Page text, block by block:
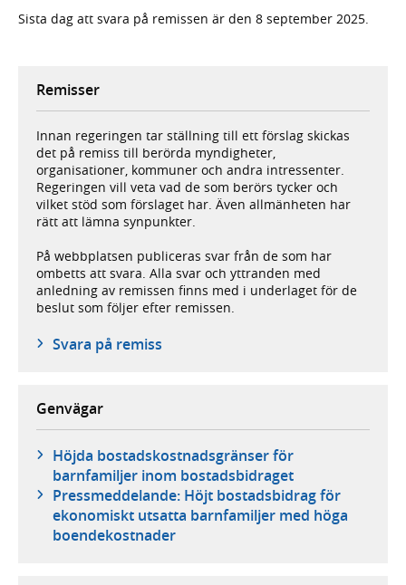
Sista dag att svara på remissen är den 8 september 2025.
Remisser
Innan regeringen tar ställning till ett förslag skickas
det på remiss till berörda myndigheter,
organisationer, kommuner och andra intressenter.
Regeringen vill veta vad de som berörs tycker och
vilket stöd som förslaget har. Även allmänheten har
rätt att lämna synpunkter.
På webbplatsen publiceras svar från de som har
ombetts att svara. Alla svar och yttranden med
anledning av remissen finns med i underlaget för de
beslut som följer efter remissen.
Svara på remiss
Genvägar
Höjda bostadskostnadsgränser för
barnfamiljer inom bostadsbidraget
Pressmeddelande: Höjt bostadsbidrag för
ekonomiskt utsatta barnfamiljer med höga
boendekostnader